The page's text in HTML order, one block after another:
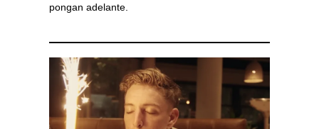
pongan adelante.